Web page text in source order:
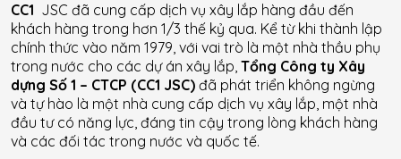
CC1 JSC đã cung cấp dịch vụ xây lắp hàng đầu đến
khách hàng trong hơn 1/3 thế kỷ qua. Kể từ khi thành lập
chính thức vào năm 1979, với vai trò là một nhà thầu phụ
trong nước cho các dự án xây lắp, Tổng Công ty Xây
dựng Số 1 – CTCP (CC1 JSC) đã phát triển không ngừng
và tự hào là một nhà cung cấp dịch vụ xây lắp, một nhà
đầu tư có năng lực, đáng tin cậy trong lòng khách hàng
và các đối tác trong nước và quốc tế.